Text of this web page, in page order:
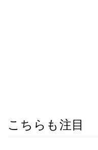
こちらも注目